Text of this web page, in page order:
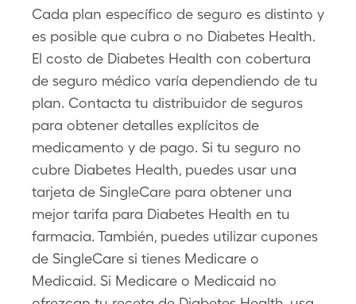
Cada plan específico de seguro es distinto y
es posible que cubra o no Diabetes Health.
El costo de Diabetes Health con cobertura
de seguro médico varía dependiendo de tu
plan. Contacta tu distribuidor de seguros
para obtener detalles explícitos de
medicamento y de pago. Si tu seguro no
cubre Diabetes Health, puedes usar una
tarjeta de SingleCare para obtener una
mejor tarifa para Diabetes Health en tu
farmacia. También, puedes utilizar cupones
de SingleCare si tienes Medicare o
Medicaid. Si Medicare o Medicaid no